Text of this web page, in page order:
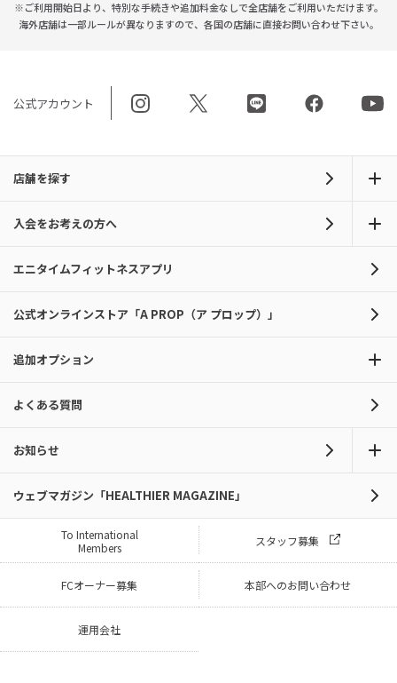
※ご利用開始日より、特別な手続きや追加料金なしで全店舗をご利用いただけます。
海外店舗は一部ルールが異なりますので、 各国の店舗に直接お問い合わせ下さい。
公式アカウント
店舗を探す
入会をお考えの方へ
エニタイムフィットネスアプリ
公式オンラインストア「A PROP（ア プロップ）」
追加オプション
よくある質問
お知らせ
ウェブマガジン「HEALTHIER MAGAZINE」
To International
Members
スタッフ募集
FCオーナー募集 本部へのお問い合わせ
運用会社